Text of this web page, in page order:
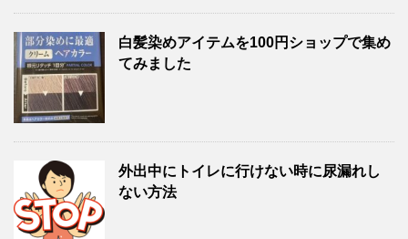
白髪染めアイテムを100円ショップで集め
てみました
外出中にトイレに行けない時に尿漏れし
ない方法